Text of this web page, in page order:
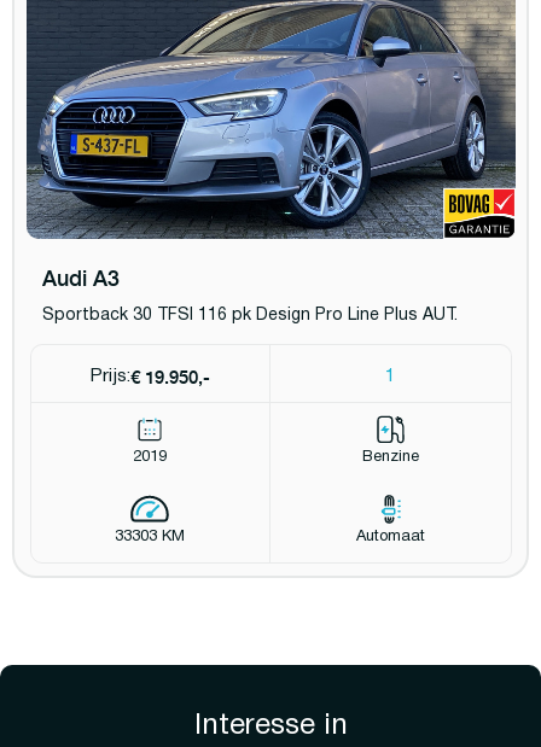
Audi A3
Sportback 30 TFSI 116 pk Design Pro Line Plus AUT.
Prijs:€ 19.950,- 1
2019 Benzine
33303 KM Automaat
Interesse in